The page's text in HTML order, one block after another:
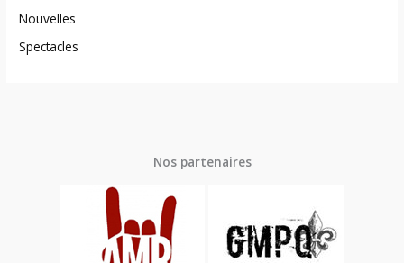
Nouvelles
Spectacles
Nos partenaires